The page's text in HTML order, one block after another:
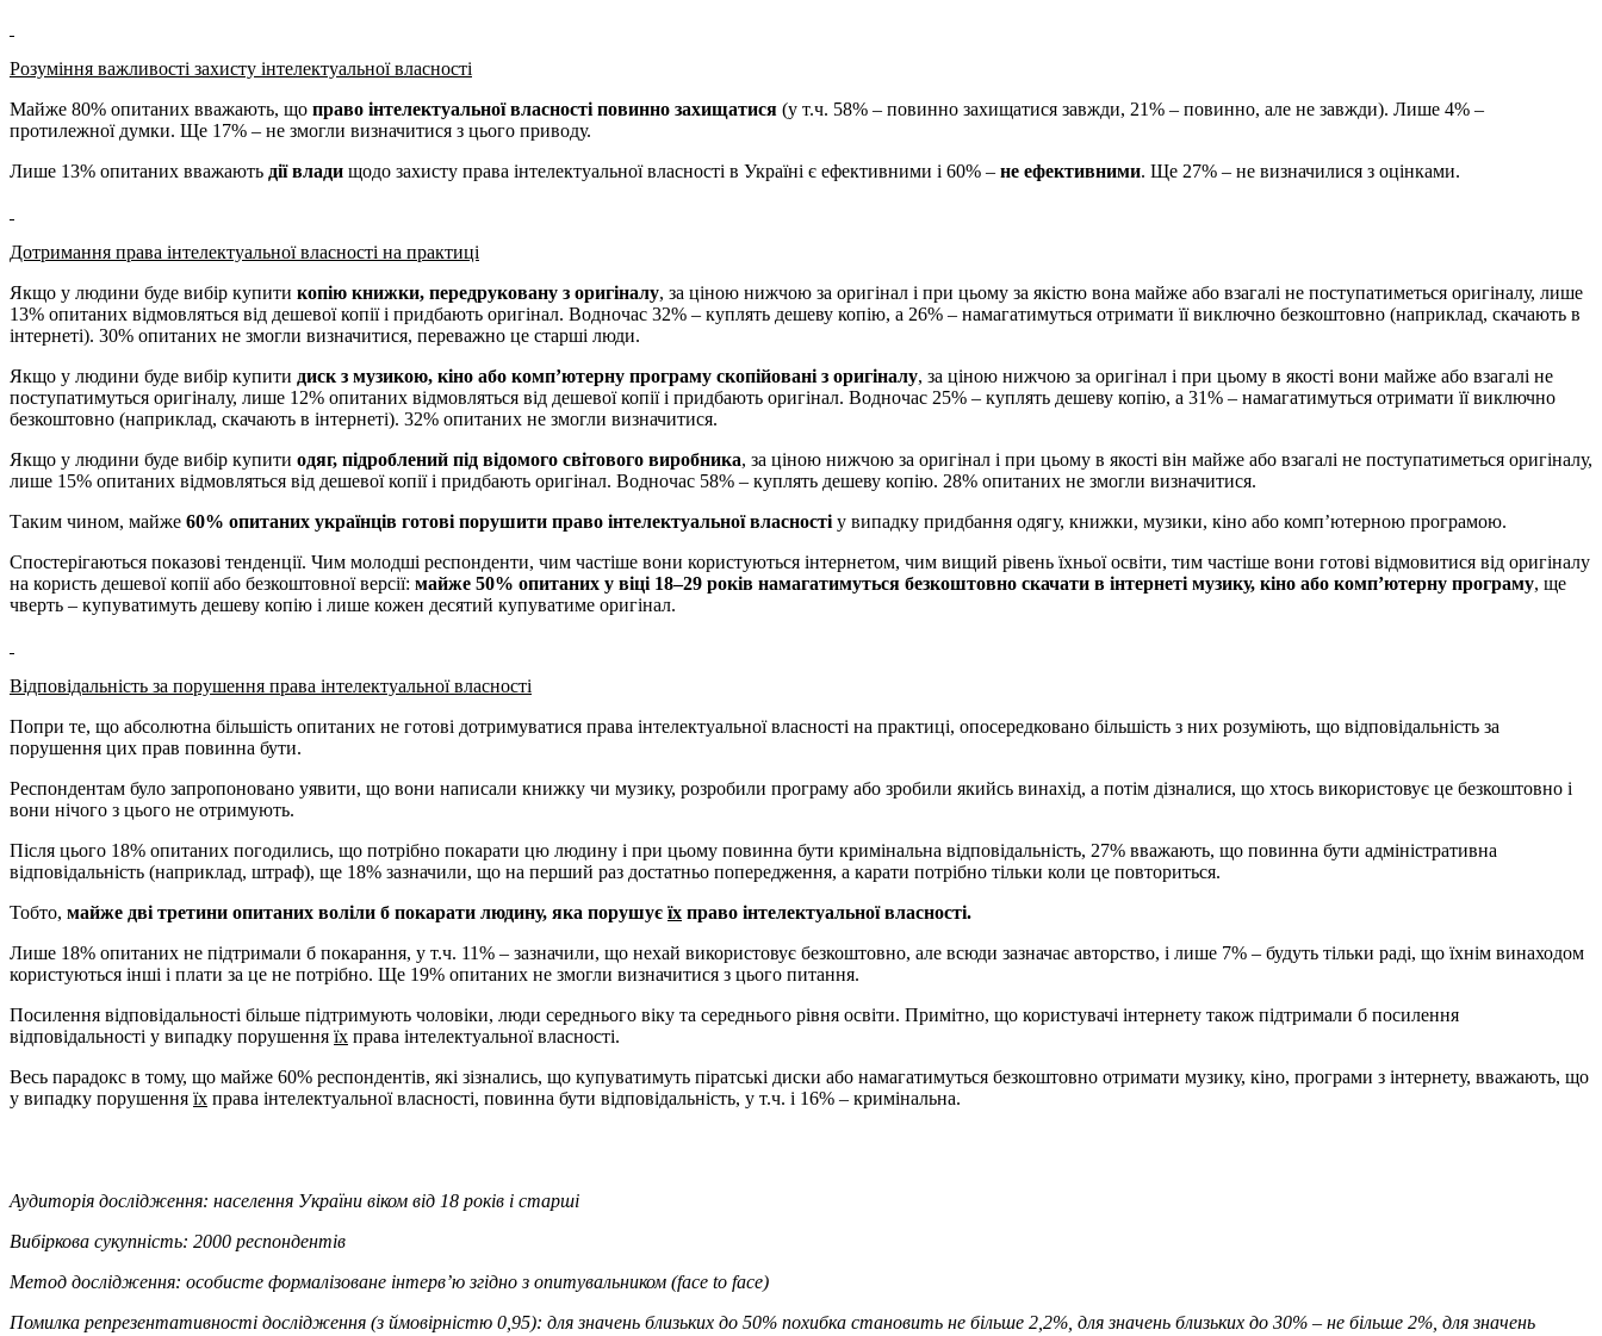
Розуміння важливості захисту інтелектуальної власності
Майже 80% опитаних вважають, що право інтелектуальної власності повинно захищатися (у т.ч. 58% – повинно захищатися завжди, 21% – повинно, але не завжди). Лише 4% –
протилежної думки. Ще 17% – не змогли визначитися з цього приводу.
Лише 13% опитаних вважають дії влади щодо захисту права інтелектуальної власності в Україні є ефективними і 60% – не ефективними. Ще 27% – не визначилися з оцінками.
Дотримання права інтелектуальної власності на практиці
Якщо у людини буде вибір купити копію книжки, передруковану з оригіналу, за ціною нижчою за оригінал і при цьому за якістю вона майже або взагалі не поступатиметься оригіналу, лише
13% опитаних відмовляться від дешевої копії і придбають оригінал. Водночас 32% – куплять дешеву копію, а 26% – намагатимуться отримати її виключно безкоштовно (наприклад, скачають в
інтернеті). 30% опитаних не змогли визначитися, переважно це старші люди.
Якщо у людини буде вибір купити диск з музикою, кіно або комп’ютерну програму скопійовані з оригіналу, за ціною нижчою за оригінал і при цьому в якості вони майже або взагалі не
поступатимуться оригіналу, лише 12% опитаних відмовляться від дешевої копії і придбають оригінал. Водночас 25% – куплять дешеву копію, а 31% – намагатимуться отримати її виключно
безкоштовно (наприклад, скачають в інтернеті). 32% опитаних не змогли визначитися.
Якщо у людини буде вибір купити одяг, підроблений під відомого світового виробника, за ціною нижчою за оригінал і при цьому в якості він майже або взагалі не поступатиметься оригіналу,
лише 15% опитаних відмовляться від дешевої копії і придбають оригінал. Водночас 58% – куплять дешеву копію. 28% опитаних не змогли визначитися.
Таким чином, майже 60% опитаних українців готові порушити право інтелектуальної власності у випадку придбання одягу, книжки, музики, кіно або комп’ютерною програмою.
Спостерігаються показові тенденції. Чим молодші респонденти, чим частіше вони користуються інтернетом, чим вищий рівень їхньої освіти, тим частіше вони готові відмовитися від оригіналу
на користь дешевої копії або безкоштовної версії: майже 50% опитаних у віці 18–29 років намагатимуться безкоштовно скачати в інтернеті музику, кіно або комп’ютерну програму, ще
чверть – купуватимуть дешеву копію і лише кожен десятий купуватиме оригінал.
Відповідальність за порушення права інтелектуальної власності
Попри те, що абсолютна більшість опитаних не готові дотримуватися права інтелектуальної власності на практиці, опосередковано більшість з них розуміють, що відповідальність за
порушення цих прав повинна бути.
Респондентам було запропоновано уявити, що вони написали книжку чи музику, розробили програму або зробили якийсь винахід, а потім дізналися, що хтось використовує це безкоштовно і
вони нічого з цього не отримують.
Після цього 18% опитаних погодились, що потрібно покарати цю людину і при цьому повинна бути кримінальна відповідальність, 27% вважають, що повинна бути адміністративна
відповідальність (наприклад, штраф), ще 18% зазначили, що на перший раз достатньо попередження, а карати потрібно тільки коли це повториться.
Тобто, майже дві третини опитаних воліли б покарати людину, яка порушує їх право інтелектуальної власності.
Лише 18% опитаних не підтримали б покарання, у т.ч. 11% – зазначили, що нехай використовує безкоштовно, але всюди зазначає авторство, і лише 7% – будуть тільки раді, що їхнім винаходом
користуються інші і плати за це не потрібно. Ще 19% опитаних не змогли визначитися з цього питання.
Посилення відповідальності більше підтримують чоловіки, люди середнього віку та середнього рівня освіти. Примітно, що користувачі інтернету також підтримали б посилення
відповідальності у випадку порушення їх права інтелектуальної власності.
Весь парадокс в тому, що майже 60% респондентів, які зізнались, що купуватимуть піратські диски або намагатимуться безкоштовно отримати музику, кіно, програми з інтернету, вважають, що
у випадку порушення їх права інтелектуальної власності, повинна бути відповідальність, у т.ч. і 16% – кримінальна.
Аудиторія дослідження: населення України віком від 18 років і старші
Вибіркова сукупність: 2000 респондентів
Метод дослідження: особисте формалізоване інтерв’ю згідно з опитувальником (face to face)
Помилка репрезентативності дослідження (з ймовірністю 0,95): для значень близьких до 50% похибка становить не більше 2,2%, для значень близьких до 30% – не більше 2%, для значень